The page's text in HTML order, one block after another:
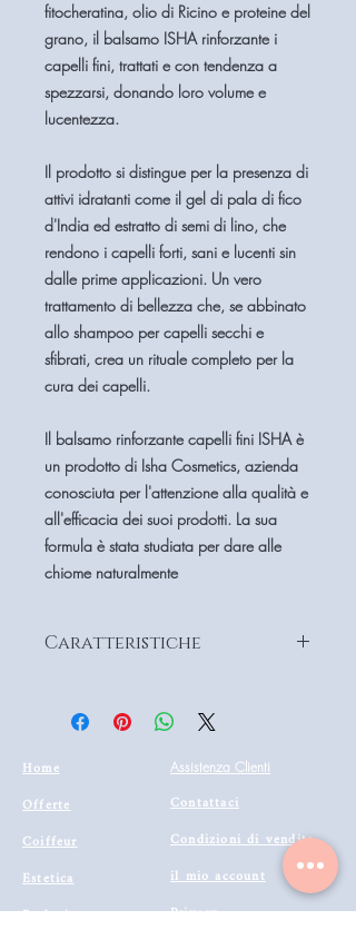
fitocheratina, olio di Ricino e proteine ​​del
grano, il balsamo ISHA rinforzante i
capelli fini, trattati e con tendenza a
spezzarsi, donando loro volume e
lucentezza.
Il prodotto si distingue per la presenza di
attivi idratanti come il gel di pala di fico
d'India ed estratto di semi di lino, che
rendono i capelli forti, sani e lucenti sin
dalle prime applicazioni. Un vero
trattamento di bellezza che, se abbinato
allo shampoo per capelli secchi e
sfibrati, crea un rituale completo per la
cura dei capelli.
Il balsamo rinforzante capelli fini ISHA è
un prodotto di Isha Cosmetics, azienda
conosciuta per l'attenzione alla qualità e
all'efficacia dei suoi prodotti. La sua
formula è stata studiata per dare alle
chiome naturalmente
Caratteristiche
Home
Offerte
Coiffeur
Estetica
Barberia
Assistenza Clienti
Contattaci
Condizioni di vendita
il mio account
Privacy